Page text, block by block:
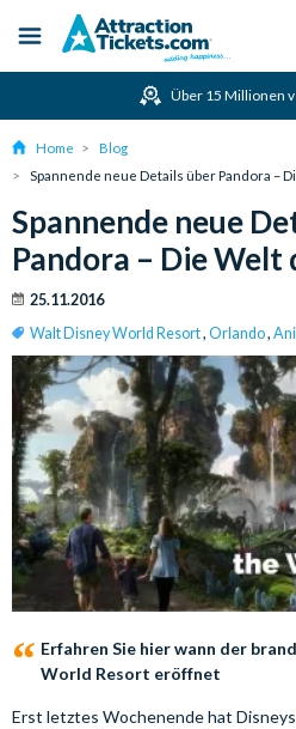
content
Menu
Über 15 Millionen
Home
Blog
Spannende neue Details über Pandora –
Spannende neue
Pandora – Die
25.11.2016
Walt Disney World Resort, Orlando,
Erfahren Sie hier wann der
World Resort eröffnet
Erst letztes Wochenende hat